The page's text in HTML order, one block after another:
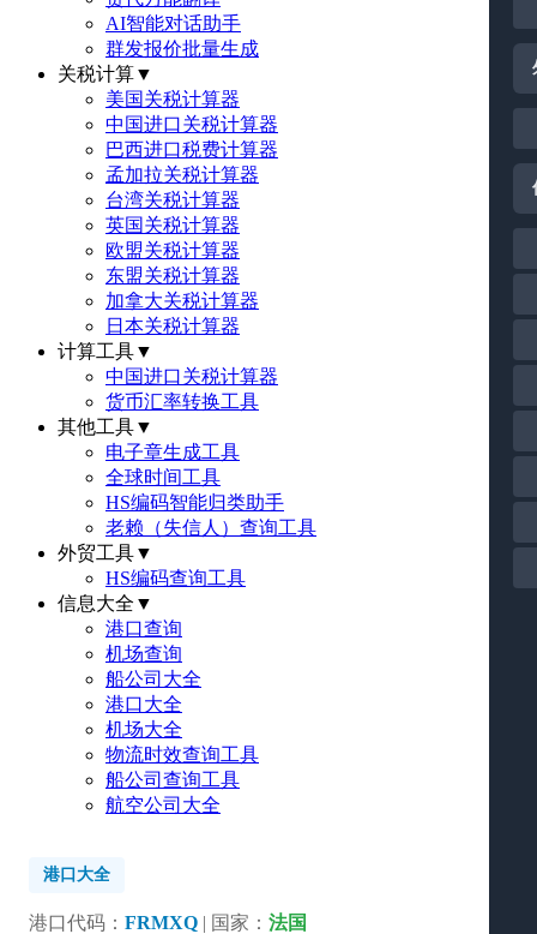
AI智能对话助手
群发报价批量生成
关税计算▼
美国关税计算器
中国进口关税计算器
巴西进口税费计算器
孟加拉关税计算器
台湾关税计算器
英国关税计算器
欧盟关税计算器
东盟关税计算器
加拿大关税计算器
日本关税计算器
计算工具▼
中国进口关税计算器
货币汇率转换工具
其他工具▼
电子章生成工具
全球时间工具
HS编码智能归类助手
老赖（失信人）查询工具
外贸工具▼
HS编码查询工具
信息大全 ▼
港口查询
机场查询
船公司大全
港口大全
机场大全
物流时效查询工具
船公司查询工具
航空公司大全
港口大全
港口代码： FRMXQ | 国家： 法国